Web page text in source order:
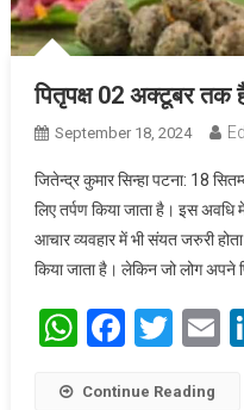
पितृपक्ष 02 अक्टूबर तक
September 18, 2024
जितेन्द्र कुमार सिन्हा पटना: 18
लिए तर्पण किया जाता है। इस
आचार व्यवहार में भी संयत जरुरी
किया जाता है। लेकिन जो लोग अपने
Continue Reading